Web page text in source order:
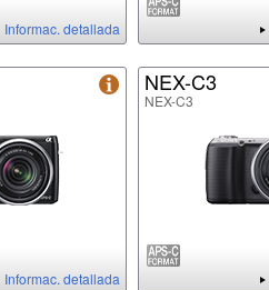
Informac. detallada
Informac. detallada
NEX-C3
NEX-C3